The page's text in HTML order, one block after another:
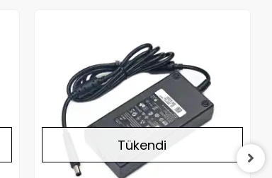
Tükendi